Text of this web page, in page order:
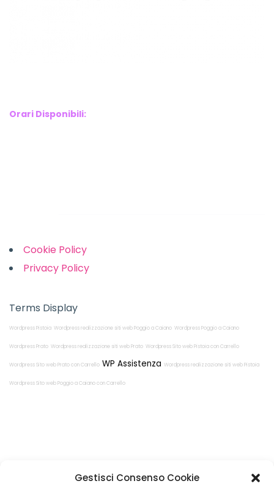
Gestisci Consenso Cookie
Orari Disponibili:
Cookie Policy
Privacy Policy
Terms Display
Wordpress Pistoia Wordpress realizzazione siti web Poggio a Caiano Wordpress Poggio a Caiano
Wordpress Prato Wordpress realizzazione siti web Prato Wordpress Sito web Pistoia con Carrello
Wordpress Sito web Prato con Carrello WP Assistenza Wordpress realizzazione siti web Pistoia
Wordpress Sito web Poggio a Caiano con Carrello
Restiamo in